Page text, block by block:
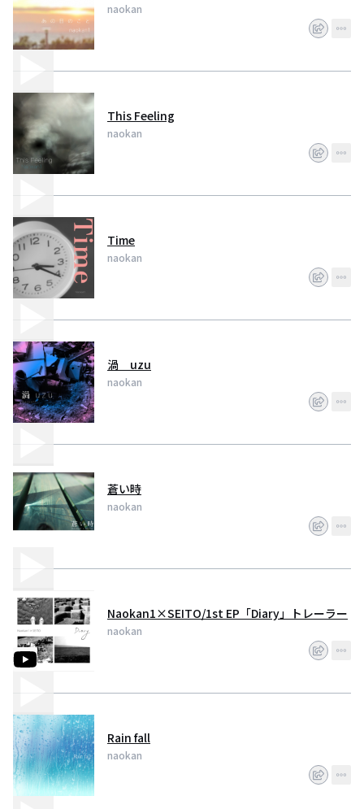
naokan
This Feeling
naokan
Time
naokan
渦 uzu
naokan
蒼い時
naokan
Naokan1×SEITO/1st EP「Diary」トレーラー
naokan
Rain fall
naokan